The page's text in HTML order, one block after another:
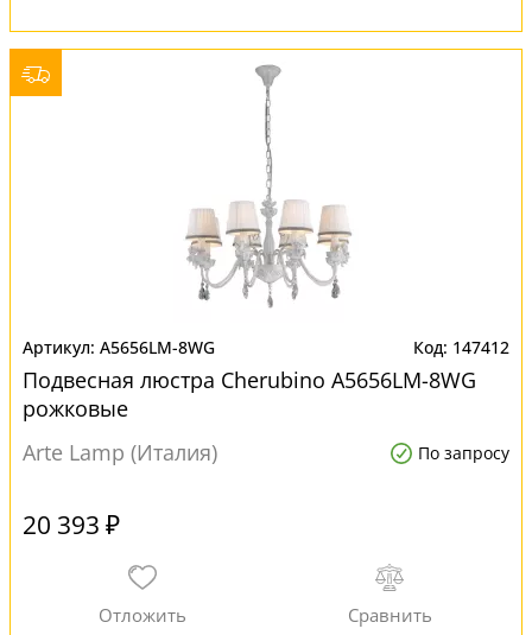
A5656LM-8WG 147412
Подвесная люстра Cherubino A5656LM-8WG
рожковые
Arte Lamp (Италия)
По запросу
20 393 ₽